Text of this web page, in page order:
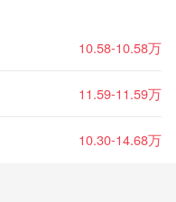
10.58-10.58万
11.59-11.59万
10.30-14.68万